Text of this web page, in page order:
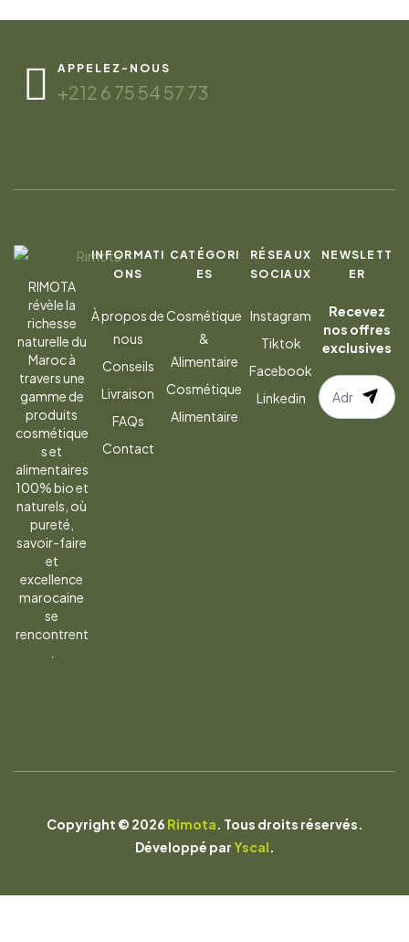
APPELEZ-NOUS
+212 6 75 54 57 73
RIMOTA
révèle la
richesse
naturelle du
Maroc à
travers une
gamme de
produits
cosmétique
s et
alimentaires
100% bio et
naturels, où
pureté,
savoir-faire
et
excellence
marocaine
se
rencontrent
INFORMATI
ONS
À propos de
nous
Conseils
Livraison
FAQs
Contact
CATÉGORI
ES
Cosmétique
&
Alimentaire
Cosmétique
Alimentaire
RÉSEAUX
SOCIAUX
Instagram
Tiktok
Facebook
Linkedin
NEWSLETT
ER
Recevez
nos offres
exclusives
S’abonner
à
Copyright © 2026 Rimota. Tous droits réservés.
Développé parYscal.